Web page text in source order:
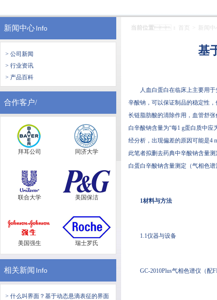
新闻中心Info
> 公司新闻
> 行业资讯
> 产品百科
合作客户/
拜耳公司 同济大学
联合大学 美国保洁
美国强生 瑞士罗氏
相关新闻 Info
> 什么叫界面？基于动态悬滴表征的界面
当前位置： 首页 > 新闻中
基
人血白蛋白在临床上主要用于
辛酸钠，可以保证制品的稳定性
长链脂肪酸的清除作用，血管
白辛酸钠含量为“每1 g蛋白质中应为
经分析，出现偏差的原因可能是
此笔者拟删去药典中辛酸钠含量测定
白蛋白辛酸钠含量测定（气相色谱法）
1材料与方法
1.1仪器与设备
GC-2010Plus气相色谱仪（配